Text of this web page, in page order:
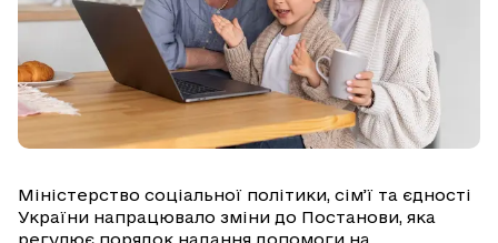
Міністерство соціальної політики, сім’ї та єдності
України напрацювало зміни до Постанови, яка